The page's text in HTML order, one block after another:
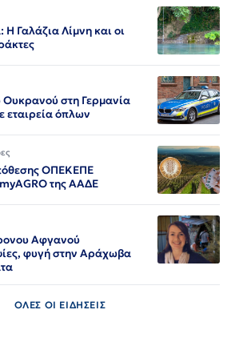
Γαλάζια Λίμνη και οι
στη Γερμανία
εταιρεία όπλων
ΟΠΕΚΕΠΕ
της ΑΑΔΕ
Αφγανού
φυγή στην Αράχωβα
ΟΛΕΣ ΟΙ ΕΙΔΗΣΕΙΣ